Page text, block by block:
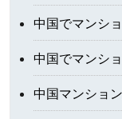
中国でマンシ
中国でマンシ
中国マンショ